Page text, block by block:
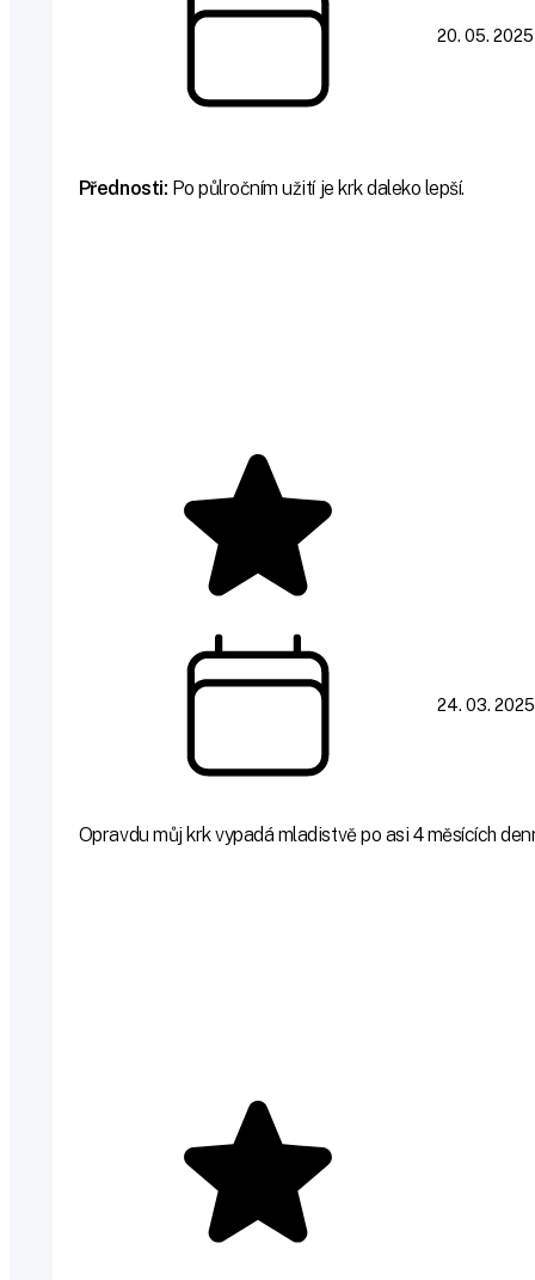
20. 05. 2025
Přednosti: Po půlročním užití je krk daleko lepší.
24. 03. 2025
Opravdu můj krk vypadá mladistvě po asi 4 měsících